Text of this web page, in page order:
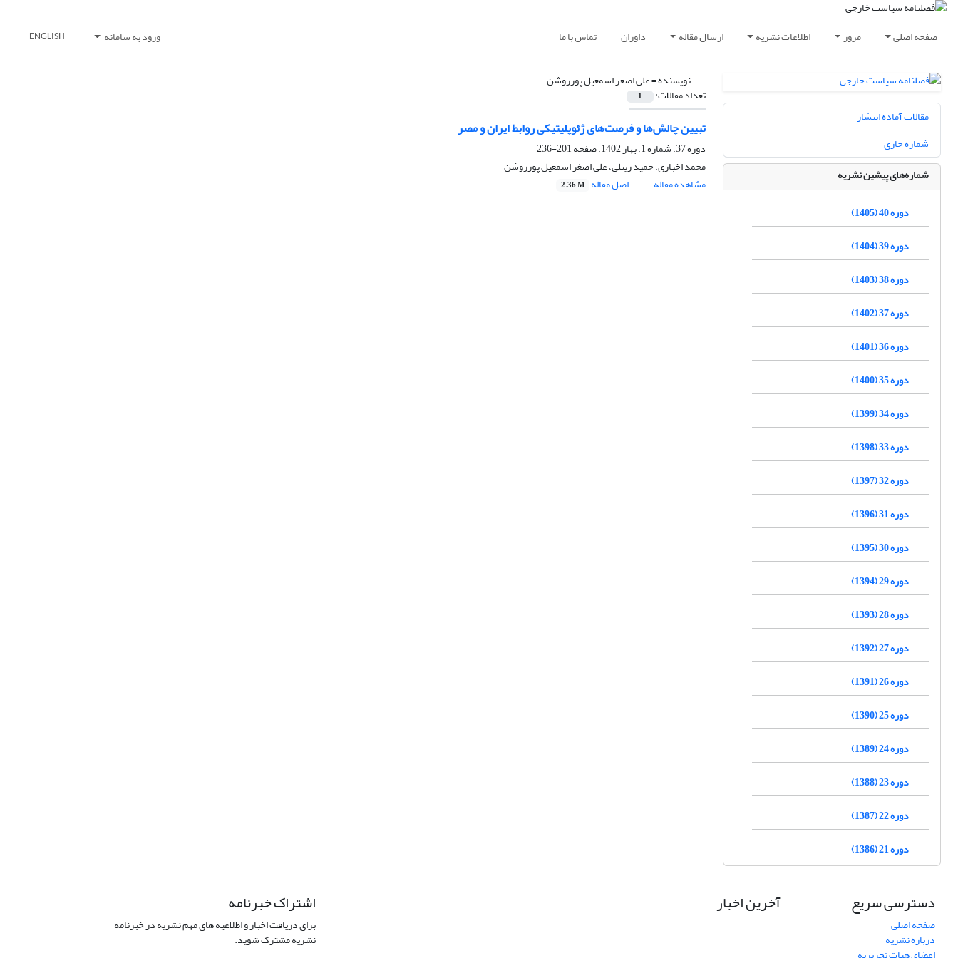
صفحه اصلی مرور اطلاعات نشریه ارسال مقاله داوران تماس با ما ورود به سامانه ENGLISH
نویسنده =علی اصغر اسمعیل پورروشن
تعداد مقالات: 1
تبیین چالش‌ها و فرصت‌های ژئوپلیتیکی روابط ایران و مصر
دوره 37، شماره 1، بهار 1402، صفحه
201-236
محمد اخباری، حمید زینلی، علی اصغر اسمعیل پورروشن
مشاهده مقاله
اصل مقاله 2.36 M
مقالات آماده انتشار
شماره جاری
شماره‌های پیشین نشریه
دوره 40 (1405)
دوره 39 (1404)
دوره 38 (1403)
دوره 37 (1402)
دوره 36 (1401)
دوره 35 (1400)
دوره 34 (1399)
دوره 33 (1398)
دوره 32 (1397)
دوره 31 (1396)
دوره 30 (1395)
دوره 29 (1394)
دوره 28 (1393)
دوره 27 (1392)
دوره 26 (1391)
دوره 25 (1390)
دوره 24 (1389)
دوره 23 (1388)
دوره 22 (1387)
دوره 21 (1386)
دسترسی سریع
صفحه اصلی
درباره نشریه
آخرین اخبار اشتراک خبرنامه
برای دریافت اخبار و اطلاعیه های مهم نشریه در خبرنامه
نشریه مشترک شوید.